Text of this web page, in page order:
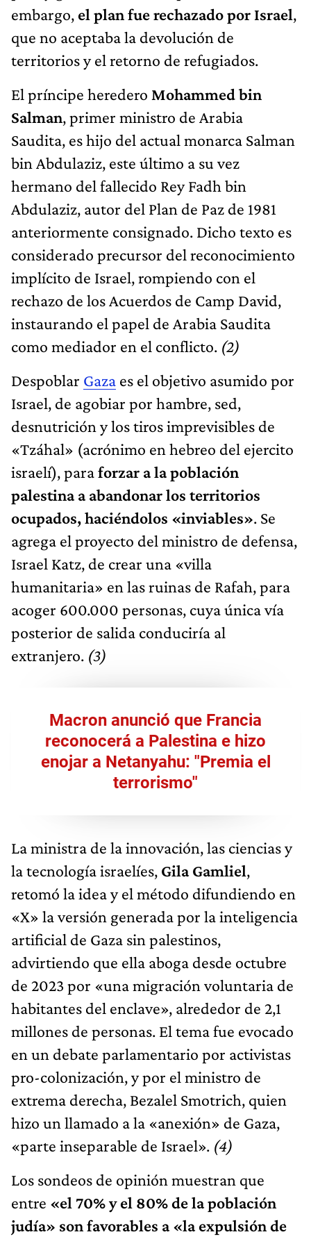
embargo, el plan fue rechazado por Israel,
que no aceptaba la devolución de
territorios y el retorno de refugiados.
El príncipe heredero Mohammed bin
Salman, primer ministro de Arabia
Saudita, es hijo del actual monarca Salman
bin Abdulaziz, este último a su vez
hermano del fallecido Rey Fadh bin
Abdulaziz, autor del Plan de Paz de 1981
anteriormente consignado. Dicho texto es
considerado precursor del reconocimiento
implícito de Israel, rompiendo con el
rechazo de los Acuerdos de Camp David,
instaurando el papel de Arabia Saudita
como mediador en el conflicto. (2)
Despoblar Gaza es el objetivo asumido por
Israel, de agobiar por hambre, sed,
desnutrición y los tiros imprevisibles de
«Tzáhal» (acrónimo en hebreo del ejercito
israelí), paraforzar a la población
palestina a abandonar los territorios
ocupados, haciéndolos «inviables». Se
agrega el proyecto del ministro de defensa,
Israel Katz, de crear una «villa
humanitaria» en las ruinas de Rafah, para
acoger 600.000 personas, cuya única vía
posterior de salida conduciría al
extranjero. (3)
Macron anunció que Francia
reconocerá a Palestina e hizo
enojar a Netanyahu: "Premia el
terrorismo"
La ministra de la innovación, las ciencias y
la tecnología israelíes, Gila Gamliel,
retomó la idea y el método difundiendo en
«X» la versión generada por la inteligencia
artificial de Gaza sin palestinos,
advirtiendo que ella aboga desde octubre
de 2023 por «una migración voluntaria de
habitantes del enclave», alrededor de 2,1
millones de personas. El tema fue evocado
en un debate parlamentario por activistas
pro-colonización, y por el ministro de
extrema derecha, Bezalel Smotrich, quien
hizo un llamado a la «anexión» de Gaza,
«parte inseparable de Israel». (4)
Los sondeos de opinión muestran que
entre «el 70% y el 80% de la población
judía» son favorables a «la expulsión de